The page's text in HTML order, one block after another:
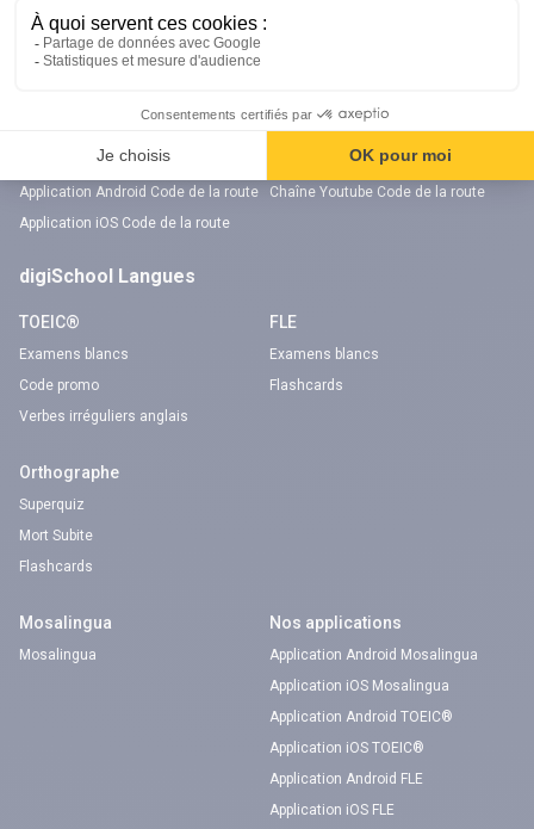
Code bateau
Examens blancs
Nos applications
Application Android Code de la route
Application iOS Code de la route
Notre chaîne Youtube
Chaîne Youtube Code de la route
digiSchool Langues
TOEIC®
Examens blancs
Code promo
Verbes irréguliers anglais
FLE
Examens blancs
Flashcards
Orthographe
Superquiz
Mort Subite
Flashcards
Mosalingua
Mosalingua
Nos applications
Application Android Mosalingua
Application iOS Mosalingua
Application Android TOEIC®
Application iOS TOEIC®
Application Android FLE
Application iOS FLE